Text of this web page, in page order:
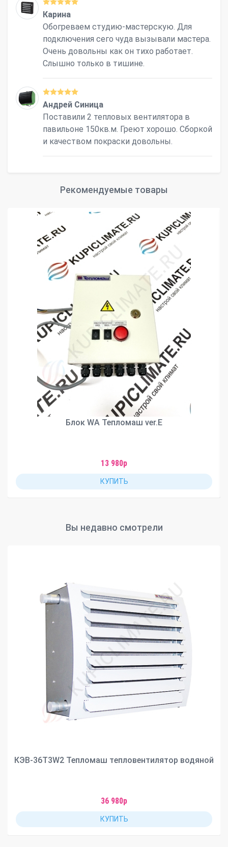
Карина
Обогреваем студию-мастерскую. Для
подключения сего чуда вызывали мастера.
Очень довольны как он тихо работает.
Слышно только в тишине.
Андрей Синица
Поставили 2 тепловых вентилятора в
павильоне 150кв.м. Греют хорошо. Сборкой
и качеством покраски довольны.
Рекомендуемые товары
Блок WA Тепломаш ver.E
13 980р
КУПИТЬ
Вы недавно смотрели
КЭВ-36Т3W2 Тепломаш тепловентилятор водяной
36 980р
КУПИТЬ